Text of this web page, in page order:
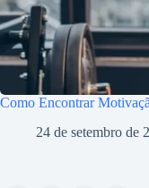
Como Encontrar
24 de setembro de